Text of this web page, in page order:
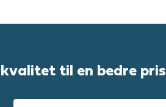
til en bedre pris